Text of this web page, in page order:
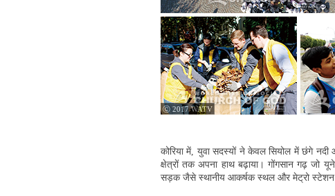
ⓒ 2017 WATV
कोरिया में, युवा सदस्यों ने केवल सियोल में छंगे
क्षेत्रों तक अपना हाथ बढ़ाया। गोंगसान गढ़ जो
सड़क जैसे स्थानीय आकर्षक स्थल और मेट्रो स्टेशन